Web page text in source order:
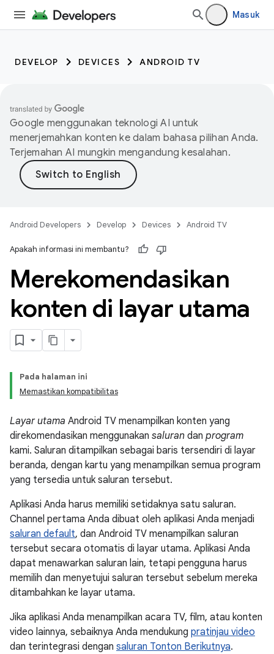
Masuk
DEVELOP DEVICES ANDROID TV
Google menggunakan teknologi AI untuk
menerjemahkan konten ke dalam bahasa pilihan Anda.
Terjemahan AI mungkin mengandung kesalahan.
Android Developers Develop Devices Android TV
Apakah informasi ini membantu?
Merekomendasikan
konten di layar utama
Pada halaman ini
Memastikan kompatibilitas
Layar utama Android TV menampilkan konten yang
direkomendasikan menggunakan saluran dan program
kami. Saluran ditampilkan sebagai baris tersendiri di layar
beranda, dengan kartu yang menampilkan semua program
yang tersedia untuk saluran tersebut.
Aplikasi Anda harus memiliki setidaknya satu saluran.
Channel pertama Anda dibuat oleh aplikasi Anda menjadi
saluran default, dan Android TV menampilkan saluran
tersebut secara otomatis di layar utama. Aplikasi Anda
dapat menawarkan saluran lain, tetapi pengguna harus
memilih dan menyetujui saluran tersebut sebelum mereka
ditambahkan ke layar utama.
Jika aplikasi Anda menampilkan acara TV, film, atau konten
video lainnya, sebaiknya Anda mendukung pratinjau video
dan terintegrasi dengan saluran Tonton Berikutnya.